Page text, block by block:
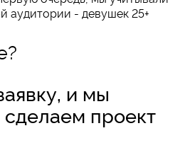
аудитории - девушек 25+
и мы
сделаем проект